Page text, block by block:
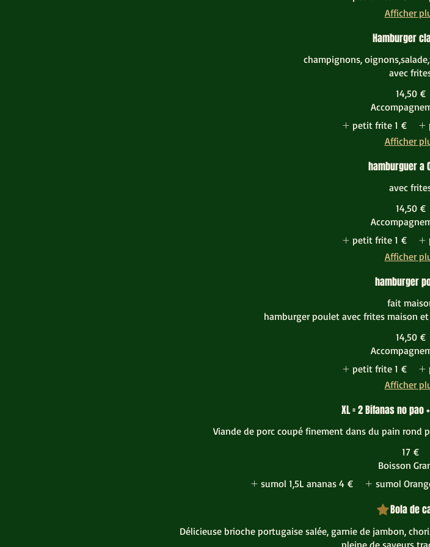
Afficher
Hamburger
champignons,
avec
14,50 €
petit frite 1 €
Afficher
hamburguer a
avec
14,50 €
petit frite 1 €
Afficher
hamburger
fait
hamburger poulet avec frites maison
14,50 €
petit frite 1 €
Afficher
XL = 2 Bifanas no pao
Viande de porc coupé finement dans du pain
17 €
Boisson
sumol 1,5L ananas 4 € sumol
Bola de
Délicieuse brioche portugaise salée, garnie de jambon,